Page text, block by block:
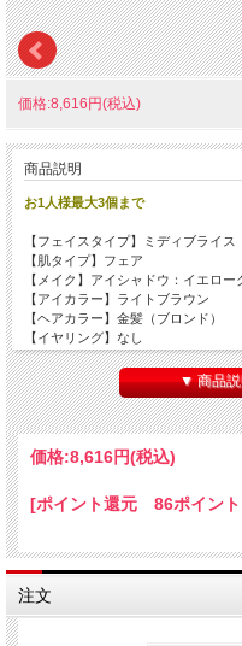
価格:8,616円(税込)
商品説明
お1人様最大3個まで
【フェイスタイプ】ミディブライス
【肌タイプ】フェア
【メイク】アイシャドウ：イエロ
【アイカラー】ライトブラウン
【ヘアカラー】金髪（ブロンド）
【イヤリング】なし
【マニキュア】なし
【セット内容】ドール、ワンピー
ズ、ショーツ、スタンド
画像はサンプルです。
▼ 商品
価格:8,616円(税込)
[ポイント還元 86ポイン
注文